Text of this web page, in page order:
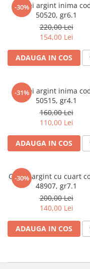
BIJUTERII ARGINT
BIJUTERII ARGINT
INELE ARGINT
marime reglabila
marimea 47
marimea 49
marimea 50
marimea 51
marimea 53
marimea 55
marimea 56
marimea 57
marimea 58
marimea 59
marimea 60
marimea 62
-30%
Cercei argint inima
50520, gr6.1
220,00 Lei
154,00 Lei
ADAUGA IN COS
-31%
Cercei argint inima
50515, gr4.1
160,00 Lei
110,00 Lei
ADAUGA IN COS
-30%
Cercei argint cu cuart
48907, gr7.1
200,00 Lei
140,00 Lei
ADAUGA IN COS